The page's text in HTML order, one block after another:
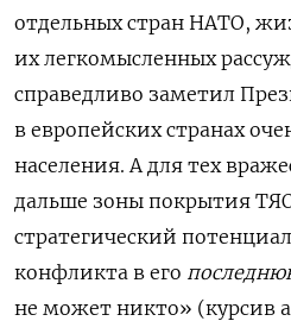
отдельных стран НАТО,
их легкомысленных
справедливо заметил
в европейских странах
населения. А для тех
дальше зоны покрытия
стратегический
конфликта в его
не может никто» (курсив